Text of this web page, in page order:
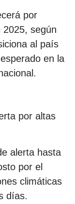
por
según
al país
en la
por altas
alerta hasta
por el
climáticas
días.